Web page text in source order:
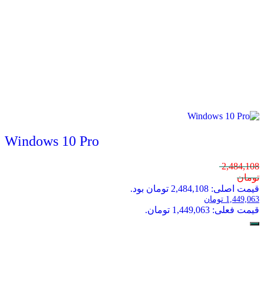
Windows 10 Pro
2,484,108
تومان
قیمت اصلی: 2,484,108 تومان بود.
1,449,063 تومان
قیمت فعلی: 1,449,063 تومان.